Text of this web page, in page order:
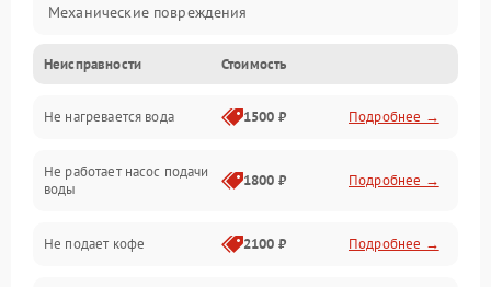
Механические повреждения
Прочие неисправности
Включение и работа
Проблемы с водой
Неисправности Стоимость
Не нагревается вода 1500 ₽ Подробнее →
Не работает насос подачи
воды
1800 ₽ Подробнее →
Не подает кофе 2100 ₽ Подробнее →